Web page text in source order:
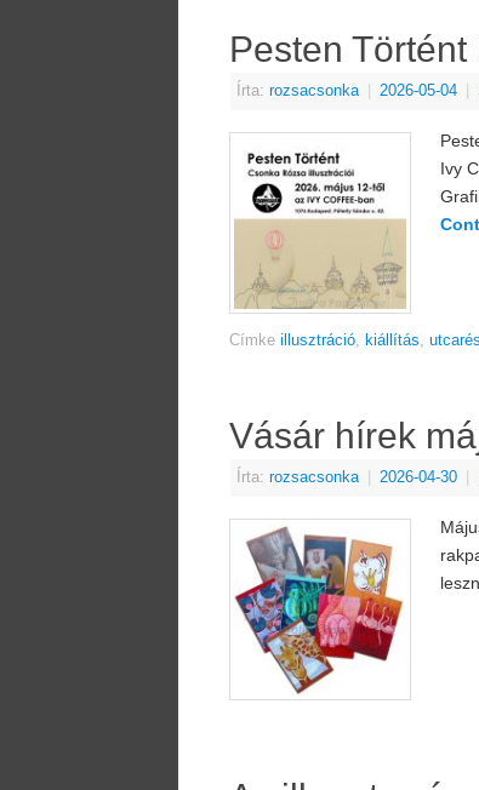
Pesten
Írta: rozsacsonka 2026-05-04
Ivy
Címke illusztráció, kiállítás,
Vásár hírek
Írta: rozsacsonka 2026-04-30